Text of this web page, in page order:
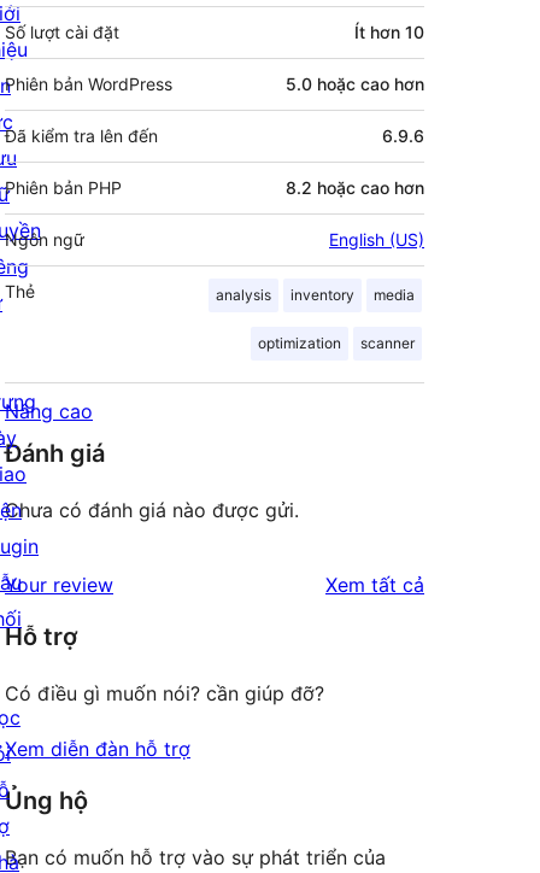
Số lượt cài đặt Ít hơn 10
Phiên bản WordPress 5.0 hoặc cao hơn
Đã kiểm tra lên đến 6.9.6
Phiên bản PHP 8.2 hoặc cao hơn
Ngôn ngữ English (US)
Thẻ analysis inventory media
optimization scanner
Nâng cao
Đánh giá
Chưa có đánh giá nào được gửi.
Your review Xem tất cả
Hỗ trợ
Có điều gì muốn nói? cần giúp đỡ?
Xem diễn đàn hỗ trợ
Ủng hộ
Bạn có muốn hỗ trợ vào sự phát triển của